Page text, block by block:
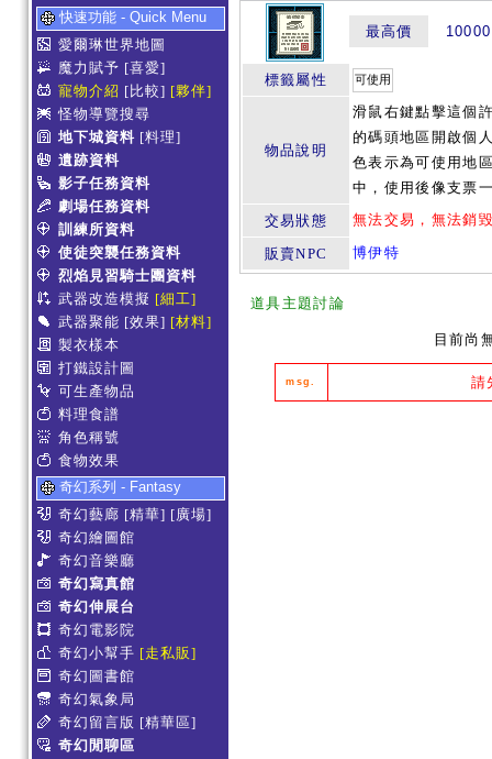
快速功能 - Quick Menu
愛爾琳世界地圖
魔力賦予 [喜愛]
寵物介紹 [比較] [夥伴]
怪物導覽搜尋
地下城資料 [料理]
遺跡資料
影子任務資料
劇場任務資料
訓練所資料
使徒突襲任務資料
烈焰見習騎士團資料
武器改造模擬 [細工]
武器聚能 [效果] [材料]
製衣樣本
打鐵設計圖
可生產物品
料理食譜
角色稱號
食物效果
奇幻系列 - Fantasy
奇幻藝廊 [精華] [廣場]
奇幻繪圖館
奇幻音樂廳
奇幻寫真館
奇幻伸展台
奇幻電影院
奇幻小幫手 [走私販]
奇幻圖書館
奇幻氣象局
奇幻留言版 [精華區]
奇幻閒聊區
最高價 10000
標籤屬性 可使用
物品說明
滑鼠右鍵點擊這個
的碼頭地區開啟個
色表示為可使用地
中，使用後像支票
交易狀態
無法交易，無法銷
販賣NPC 博伊特
道具主題討論
目前尚
msg. 請